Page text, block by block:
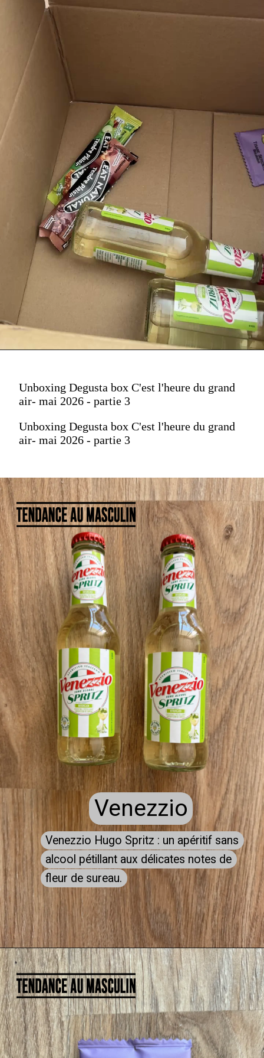
Unboxing Degusta box C'est l'heure du grand
air- mai 2026 - partie 3
Unboxing Degusta box C'est l'heure du grand
air- mai 2026 - partie 3
Venezzio
Venezzio
Venezzio Hugo Spritz : un apéritif sans
alcool pétillant aux délicates notes de
fleur de sureau.
Venezzio Hugo Spritz : un apéritif sans
alcool pétillant aux délicates notes de
fleur de sureau.